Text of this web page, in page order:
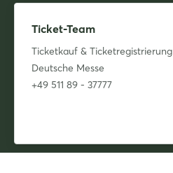
Ticket-Team
Ticketkauf & Ticketregistrierung
Deutsche Messe
+49 511 89 - 37777